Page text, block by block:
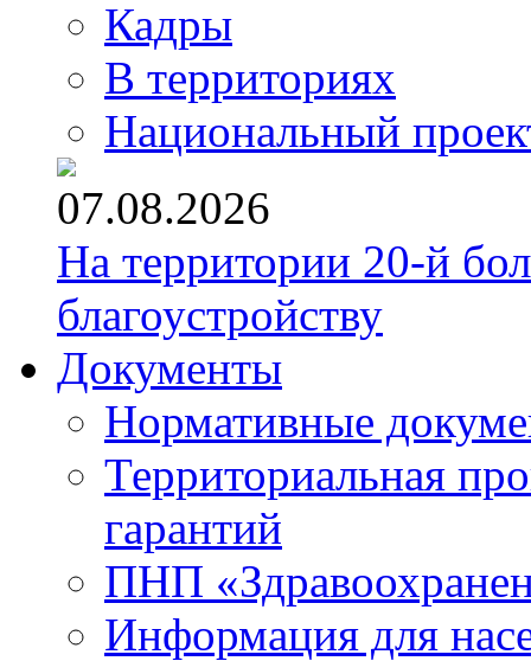
Кадры
В территориях
Национальный
07.08.2026
На территории 20-й
благоустройству
Документы
Нормативные
Территориальная
гарантий
ПНП
Информация для